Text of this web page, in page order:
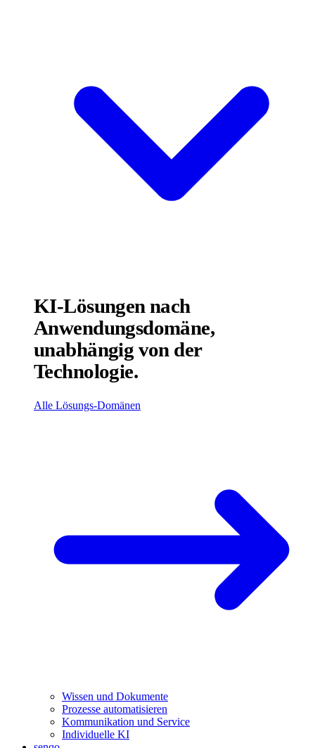
KI-Lösungen nach
Anwendungsdomäne,
unabhängig von der
Technologie.
Alle Lösungs-Domänen
Wissen und Dokumente
Prozesse automatisieren
Kommunikation und Service
Individuelle KI